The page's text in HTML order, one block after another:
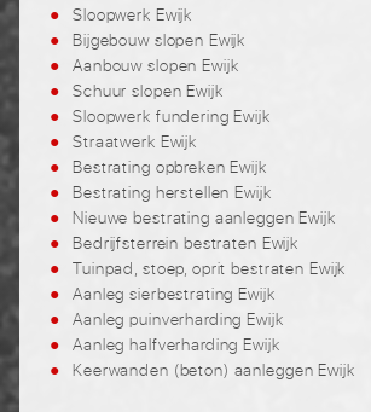
Sloopwerk Ewijk
Bijgebouw slopen Ewijk
Aanbouw slopen Ewijk
Schuur slopen Ewijk
Sloopwerk fundering Ewijk
Straatwerk Ewijk
Bestrating opbreken Ewijk
Bestrating herstellen Ewijk
Nieuwe bestrating aanleggen Ewijk
Bedrijfsterrein bestraten Ewijk
Tuinpad, stoep, oprit bestraten Ewijk
Aanleg sierbestrating Ewijk
Aanleg puinverharding Ewijk
Aanleg halfverharding Ewijk
Keerwanden (beton) aanleggen Ewijk